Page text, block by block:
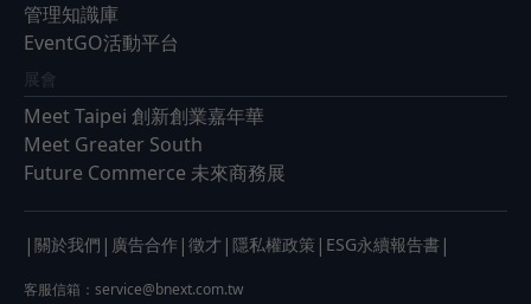
管理知識庫
EventGO活動平台
展會
Meet Taipei 創新創業嘉年華
Meet Greater South
Future Commerce 未來商務展
| 關於我們 | 廣告合作 | 徵才 | 隱私權政策 | ESG永續報告書 |
客服信箱： service@bnext.com.tw